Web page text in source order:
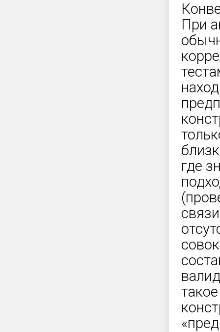
При
где